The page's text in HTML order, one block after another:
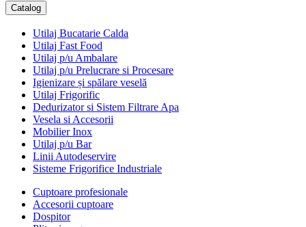
Catalog
Utilaj Bucatarie Calda
Utilaj Fast Food
Utilaj p/u Ambalare
Utilaj p/u Prelucrare si Procesare
Igienizare și spălare veselă
Utilaj Frigorific
Dedurizator si Sistem Filtrare Apa
Vesela si Accesorii
Mobilier Inox
Utilaj p/u Bar
Linii Autodeservire
Sisteme Frigorifice Industriale
Cuptoare profesionale
Accesorii cuptoare
Dospitor